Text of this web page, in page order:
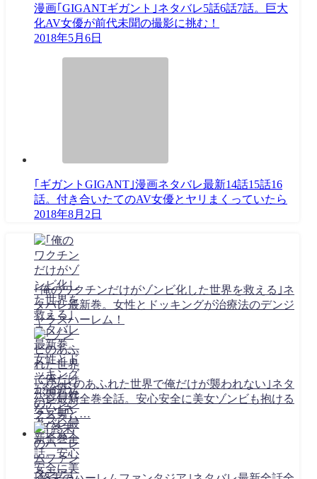
漫画｢GIGANTギガント｣ネタバレ5話6話7話。巨大
化AV女優が前代未聞の撮影に挑む！
2018年5月6日
｢ギガントGIGANT｣漫画ネタバレ最新14話15話16
話。付き合いたてのAV女優とヤリまくっていたら
2018年8月2日
｢俺のワクチンだけがゾンビ化した世界を救える｣ネ
タバレ最新巻。女性とドッキングが治療法のデンジ
ャラスハーレム！
｢ゾンビのあふれた世界で俺だけが襲われない｣ネタ
バレ最新全巻全話。安心安全に美女ゾンビも抱ける
クズ男と…